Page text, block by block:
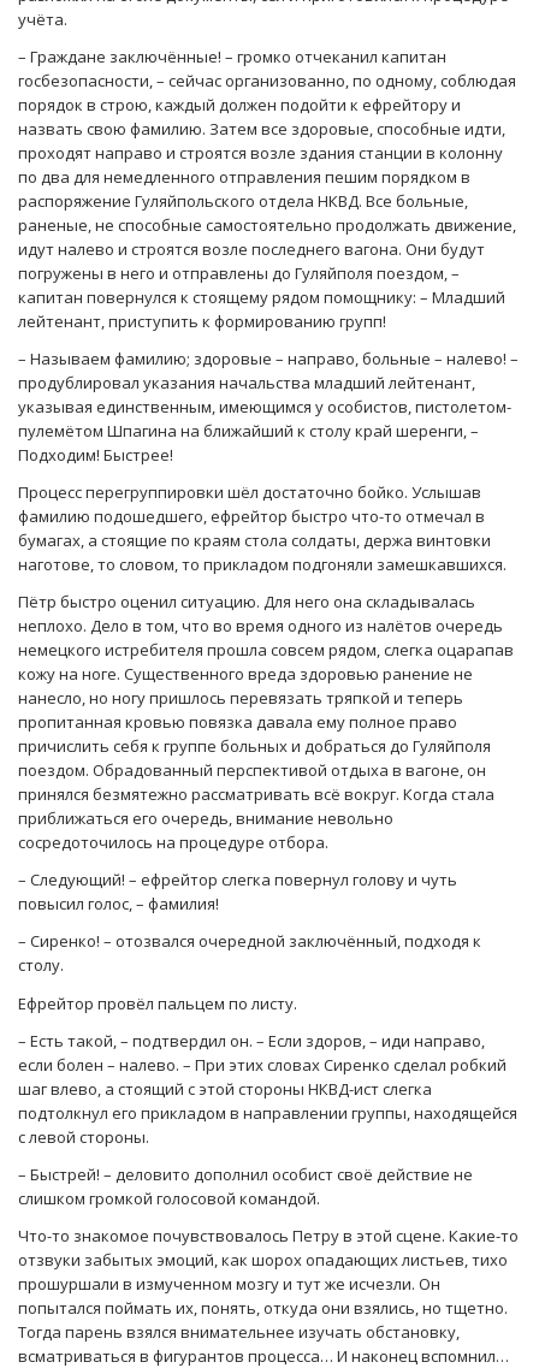
учёта.
– Граждане заключённые! – громко отчеканил капитан
госбезопасности, – сейчас организованно, по одному, соблюдая
порядок в строю, каждый должен подойти к ефрейтору и
назвать свою фамилию. Затем все здоровые, способные идти,
проходят направо и строятся возле здания станции в колонну
по два для немедленного отправления пешим порядком в
распоряжение Гуляйпольского отдела НКВД. Все больные,
раненые, не способные самостоятельно продолжать движение,
идут налево и строятся возле последнего вагона. Они будут
погружены в него и отправлены до Гуляйполя поездом, –
капитан повернулся к стоящему рядом помощнику: – Младший
лейтенант, приступить к формированию групп!
– Называем фамилию; здоровые – направо, больные – налево! –
продублировал указания начальства младший лейтенант,
указывая единственным, имеющимся у особистов, пистолетом-
пулемётом Шпагина на ближайший к столу край шеренги, –
Подходим! Быстрее!
Процесс перегруппировки шёл достаточно бойко. Услышав
фамилию подошедшего, ефрейтор быстро что-то отмечал в
бумагах, а стоящие по краям стола солдаты, держа винтовки
наготове, то словом, то прикладом подгоняли замешкавшихся.
Пётр быстро оценил ситуацию. Для него она складывалась
неплохо. Дело в том, что во время одного из налётов очередь
немецкого истребителя прошла совсем рядом, слегка оцарапав
кожу на ноге. Существенного вреда здоровью ранение не
нанесло, но ногу пришлось перевязать тряпкой и теперь
пропитанная кровью повязка давала ему полное право
причислить себя к группе больных и добраться до Гуляйполя
поездом. Обрадованный перспективой отдыха в вагоне, он
принялся безмятежно рассматривать всё вокруг. Когда стала
приближаться его очередь, внимание невольно
сосредоточилось на процедуре отбора.
– Следующий! – ефрейтор слегка повернул голову и чуть
повысил голос, – фамилия!
– Сиренко! – отозвался очередной заключённый, подходя к
столу.
Ефрейтор провёл пальцем по листу.
– Есть такой, – подтвердил он. – Если здоров, – иди направо,
если болен – налево. – При этих словах Сиренко сделал робкий
шаг влево, а стоящий с этой стороны НКВД-ист слегка
подтолкнул его прикладом в направлении группы, находящейся
с левой стороны.
– Быстрей! – деловито дополнил особист своё действие не
слишком громкой голосовой командой.
Что-то знакомое почувствовалось Петру в этой сцене. Какие-то
отзвуки забытых эмоций, как шорох опадающих листьев, тихо
прошуршали в измученном мозгу и тут же исчезли. Он
попытался поймать их, понять, откуда они взялись, но тщетно.
Тогда парень взялся внимательнее изучать обстановку,
всматриваться в фигурантов процесса… И наконец вспомнил…